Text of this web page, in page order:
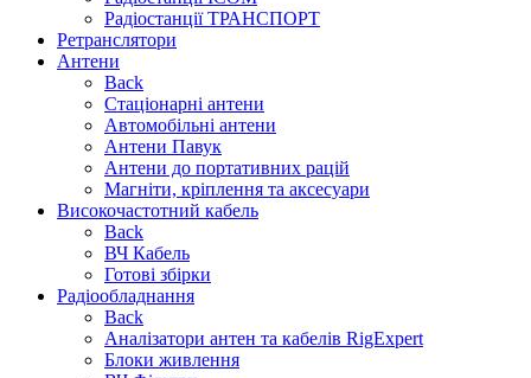
Радіостанції ТРАНСПОРТ
Ретранслятори
Антени
Back
Стаціонарні антени
Автомобільні антени
Антени Павук
Антени до портативних рацій
Магніти, кріплення та аксесуари
Високочастотний кабель
Back
ВЧ Кабель
Готові збірки
Радіообладнання
Back
Аналізатори антен та кабелів RigExpert
Блоки живлення